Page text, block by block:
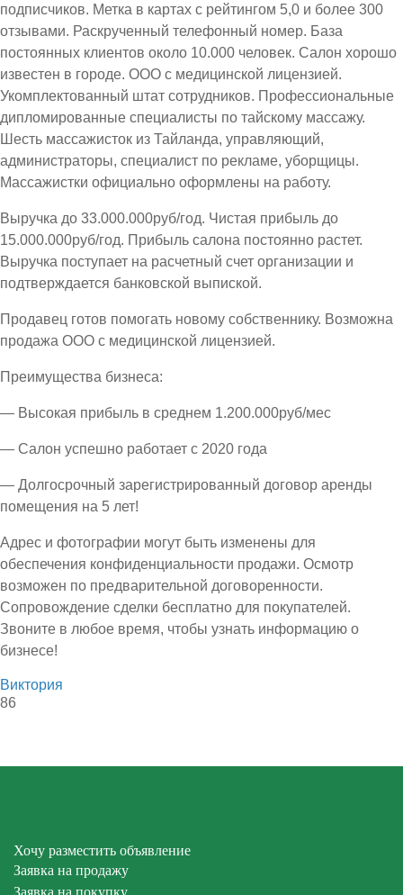
подписчиков. Метка в картах с рейтингом 5,0 и более 300
отзывами. Раскрученный телефонный номер. База
постоянных клиентов около 10.000 человек. Салон хорошо
известен в городе. ООО с медицинской лицензией.
Укомплектованный штат сотрудников. Профессиональные
дипломированные специалисты по тайскому массажу.
Шесть массажисток из Тайланда, управляющий,
администраторы, специалист по рекламе, уборщицы.
Массажистки официально оформлены на работу.
Выручка до 33.000.000руб/год. Чистая прибыль до
15.000.000руб/год. Прибыль салона постоянно растет.
Выручка поступает на расчетный счет организации и
подтверждается банковской выпиской.
Продавец готов помогать новому собственнику. Возможна
продажа ООО с медицинской лицензией.
Преимущества бизнеса:
— Высокая прибыль в среднем 1.200.000руб/мес
— Салон успешно работает с 2020 года
— Долгосрочный зарегистрированный договор аренды
помещения на 5 лет!
Адрес и фотографии могут быть изменены для
обеспечения конфиденциальности продажи. Осмотр
возможен по предварительной договоренности.
Сопровождение сделки бесплатно для покупателей.
Звоните в любое время, чтобы узнать информацию о
бизнесе!
Виктория
86
Хочу разместить объявление
Заявка на продажу
Заявка на покупку